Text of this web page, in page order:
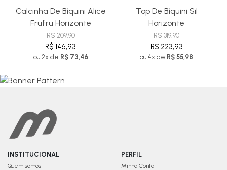
Calcinha De Bíquini Alice
Frufru Horizonte
R$ 209,90
R$ 146,93
ou 2x de R$ 73,46
Top De Bíquini Sil
Horizonte
R$ 319,90
R$ 223,93
ou 4x de R$ 55,98
INSTITUCIONAL
Quem somos
PERFIL
Minha Conta